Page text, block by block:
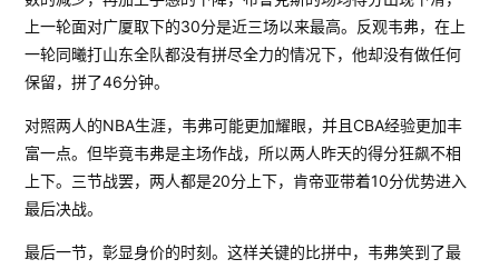
上一轮面对广厦取下的30分是近三场以来最高。反观韦弗，在上
一轮同曦打山东全队都没有拼尽全力的情况下，他却没有做任何
保留，拼了46分钟。
对照两人的NBA生涯，韦弗可能更加耀眼，并且CBA经验更加丰
富一点。但毕竟韦弗是主场作战，所以两人昨天的得分狂飙不相
上下。三节战罢，两人都是20分上下，肯帝亚带着10分优势进入
最后决战。
最后一节，彰显身价的时刻。这样关键的比拼中，韦弗笑到了最